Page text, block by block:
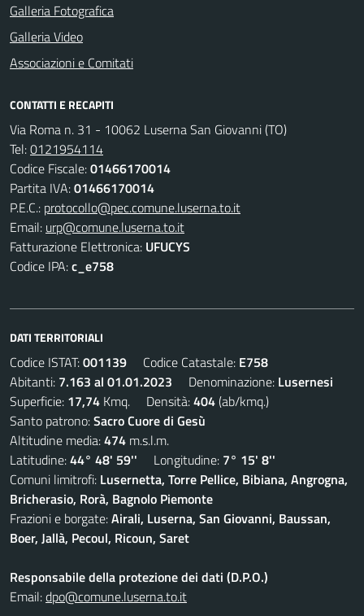
Galleria Fotografica
Galleria Video
Associazioni e Comitati
CONTATTI E RECAPITI
Via Roma n. 31 - 10062 Luserna San Giovanni (TO)
Tel:0121954114
Codice Fiscale:01466170014
Partita IVA:01466170014
P.E.C.: protocollo@pec.comune.luserna.to.it
Email: urp@comune.luserna.to.it
Fatturazione Elettronica: UFUCYS
Codice IPA:c_e758
DATI TERRITORIALI
Codice ISTAT:001139 Codice Catastale: E758
Abitanti: 7.163 al 01.01.2023 Denominazione: Lusernesi
Superficie: 17,74 Kmq. Densità:404(ab/kmq.)
Santo patrono:Sacro Cuore di Gesù
Altitudine media:474 m.s.l.m.
Latitudine:44° 48' 59'' Longitudine: 7° 15' 8''
Comuni limitrofi: Lusernetta, Torre Pellice, Bibiana, Angrogna,
Bricherasio, Rorà, Bagnolo Piemonte
Frazioni e borgate:Airali, Luserna, San Giovanni, Baussan,
Boer, Jallà, Pecoul, Ricoun, Saret
Responsabile della protezione dei dati (D.P.O.)
Email:dpo@comune.luserna.to.it